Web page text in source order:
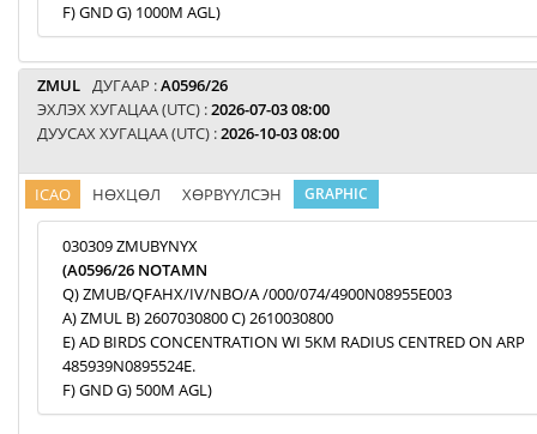
F) GND G) 1000M AGL)
ZMUL ДУГААР :A0596/26
ЭХЛЭХ ХУГАЦАА (UTC) :2026-07-03 08:00
ДУУСАХ ХУГАЦАА (UTC) :2026-10-03 08:00
ICAO НӨХЦӨЛ ХӨРВҮҮЛСЭН GRAPHIC
030309 ZMUBYNYX
(A0596/26 NOTAMN
Q) ZMUB/QFAHX/IV/NBO/A /000/074/4900N08955E003
A) ZMUL B) 2607030800 C) 2610030800
E) AD BIRDS CONCENTRATION WI 5KM RADIUS CENTRED ON ARP
485939N0895524E.
F) GND G) 500M AGL)